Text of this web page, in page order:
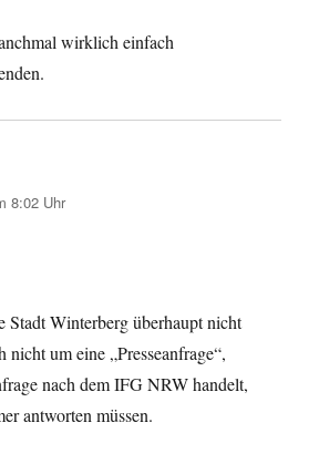
wirklich einfach
8:02 Uhr
Stadt Winterberg überhaupt nicht
nicht um eine „Presseanfrage“,
nach dem IFG NRW handelt,
antworten müssen.